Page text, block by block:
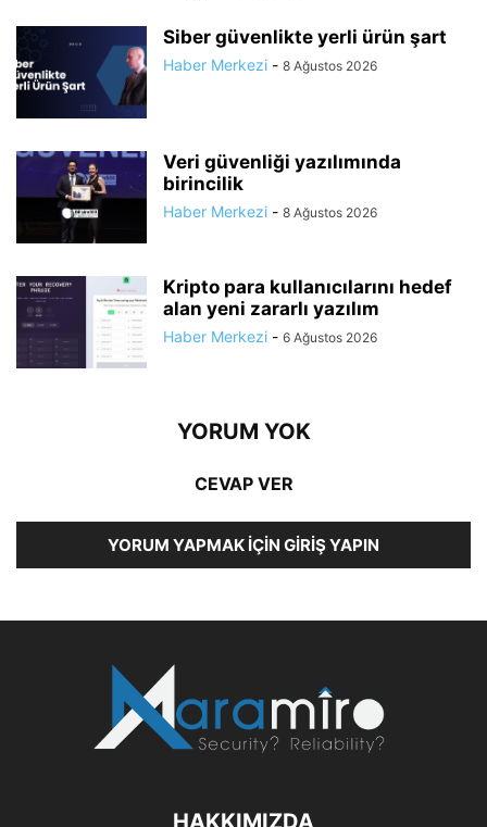
Siber güvenlikte yerli ürün şart
Haber Merkezi - 8 Ağustos 2026
Veri güvenliği yazılımında
birincilik
Haber Merkezi - 8 Ağustos 2026
Kripto para kullanıcılarını hedef
alan yeni zararlı yazılım
Haber Merkezi - 6 Ağustos 2026
YORUM YOK
CEVAP VER
YORUM YAPMAK İÇIN GIRIŞ YAPIN